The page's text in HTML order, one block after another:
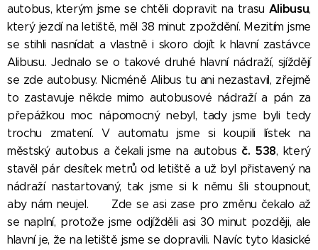
autobus, kterým jsme se chtěli dopravit na trasu Alibusu,
který jezdí na letiště, měl 38 minut zpoždění. Mezitím jsme
se stihli nasnídat a vlastně i skoro dojít k hlavní zastávce
Alibusu. Jednalo se o takové druhé hlavní nádraží, sjíždějí
se zde autobusy. Nicméně Alibus tu ani nezastavil, zřejmě
to zastavuje někde mimo autobusové nádraží a pán za
přepážkou moc nápomocný nebyl, tady jsme byli tedy
trochu zmatení. V automatu jsme si koupili lístek na
městský autobus a čekali jsme na autobus č. 538, který
stavěl pár desítek metrů od letiště a už byl přistavený na
nádraží nastartovaný, tak jsme si k němu šli stoupnout,
aby nám neujel.
Zde se asi zase pro změnu čekalo až
se naplní, protože jsme odjížděli asi 30 minut později, ale
hlavní je, že na letiště jsme se dopravili. Navíc tyto klasické